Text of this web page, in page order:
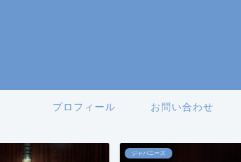
プロフィール お問い合わせ
ジャパニーズ